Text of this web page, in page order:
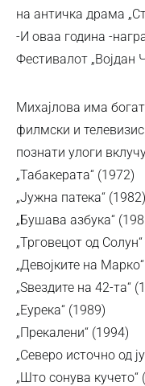
на античка драма
-И оваа година -
Фестивалот „Војдан
Михајлова има
филмски и
познати улоги
„Табакерата“ (1972)
„Јужна патека“ (1982)
„Бушава азбука“
„Трговецот од
„Девојките на
„Ѕвездите на 42-та“
„Еурека“ (1989)
„Прекалени“ (1994)
„Северо источно од
„Што сонува кучето“